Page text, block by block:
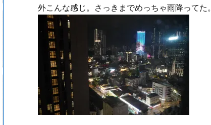
外こんな感じ。さっきまでめっちゃ雨降ってた。